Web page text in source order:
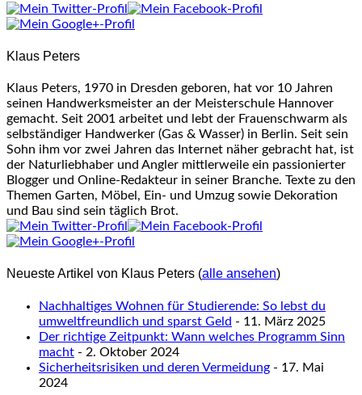
tabs
change
below.
Klaus Peters
Klaus Peters, 1970 in Dresden geboren, hat vor 10 Jahren
seinen Handwerksmeister an der Meisterschule Hannover
gemacht. Seit 2001 arbeitet und lebt der Frauenschwarm als
selbständiger Handwerker (Gas & Wasser) in Berlin. Seit sein
Sohn ihm vor zwei Jahren das Internet näher gebracht hat, ist
der Naturliebhaber und Angler mittlerweile ein passionierter
Blogger und Online-Redakteur in seiner Branche. Texte zu den
Themen Garten, Möbel, Ein- und Umzug sowie Dekoration
und Bau sind sein täglich Brot.
Neueste Artikel von Klaus Peters (alle ansehen)
Nachhaltiges Wohnen für Studierende: So lebst du
umweltfreundlich und sparst Geld - 11. März 2025
Der richtige Zeitpunkt: Wann welches Programm Sinn
macht - 2. Oktober 2024
Sicherheitsrisiken und deren Vermeidung - 17. Mai
2024